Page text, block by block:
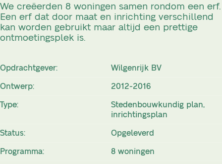
We creëerden 8 woningen samen rondom een erf.
Een erf dat door maat en inrichting verschillend
kan worden gebruikt maar altijd een prettige
ontmoetingsplek is.
Opdrachtgever:
Wilgenrijk BV
Ontwerp:
2012-2016
Type:
Stedenbouwkundig plan,
inrichtingsplan
Status:
Opgeleverd
Programma:
8 woningen